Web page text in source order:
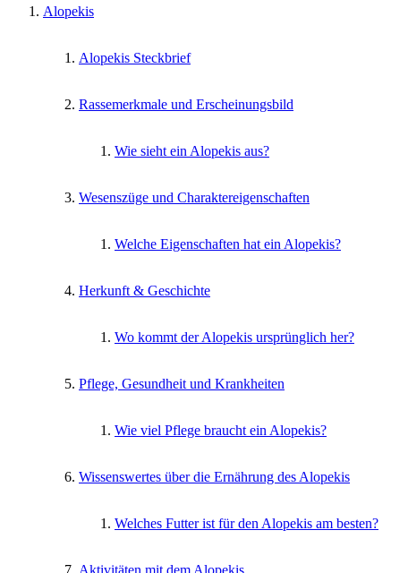
Alopekis
Alopekis Steckbrief
Rassemerkmale und Erscheinungsbild
Wie sieht ein Alopekis aus?
Wesenszüge und Charaktereigenschaften
Welche Eigenschaften hat ein Alopekis?
Herkunft & Geschichte
Wo kommt der Alopekis ursprünglich her?
Pflege, Gesundheit und Krankheiten
Wie viel Pflege braucht ein Alopekis?
Wissenswertes über die Ernährung des Alopekis
Welches Futter ist für den Alopekis am besten?
Aktivitäten mit dem Alopekis